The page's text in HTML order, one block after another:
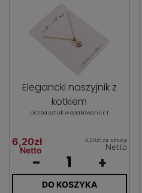
Elegancki naszyjnik z
kotkiem
Liczba sztuk w opakowaniu: 1
6,20zł
Netto
6,20zł za sztukę
Netto
- +
DO KOSZYKA